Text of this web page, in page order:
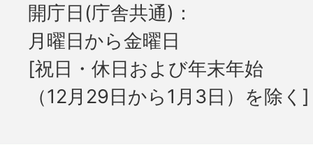
開庁日(庁舎共通)
月曜日から金曜日
[祝日・休日および年末年始
（12月29日から1月3日）を除く]